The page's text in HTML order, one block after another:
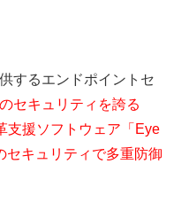
するエンドポイントセ
セキュリティを誇る
支援ソフトウェア「Eye
セキュリティで多重防御